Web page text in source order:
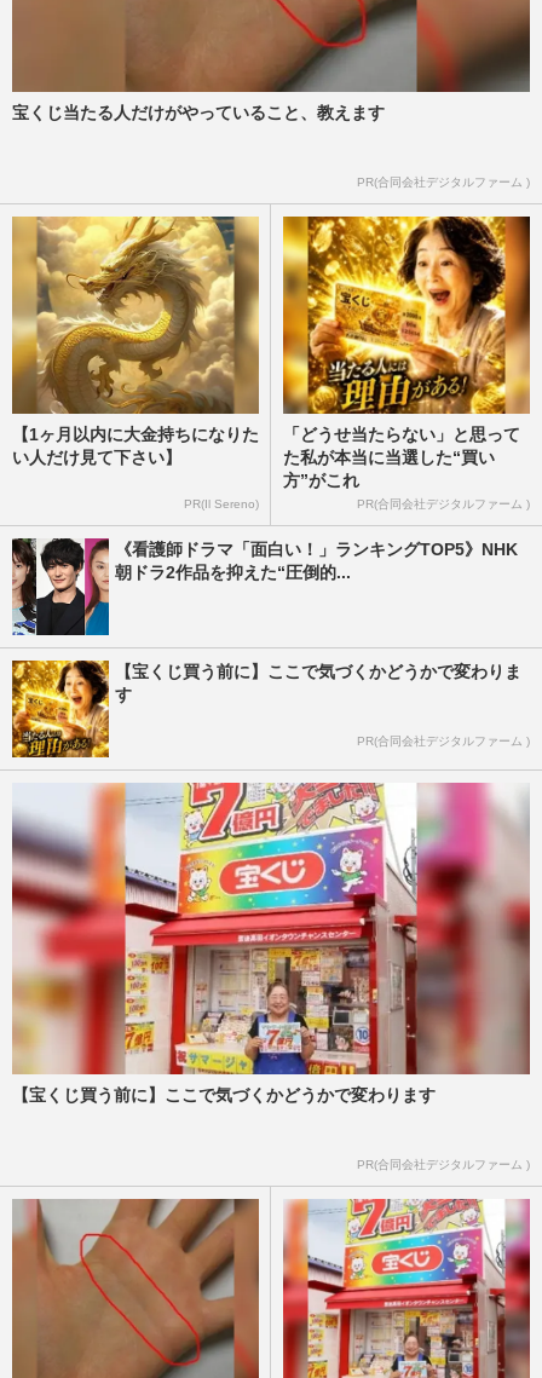
宝くじ当たる人だけがやっていること、教えます
PR(合同会社デジタルファーム )
【1ヶ月以内に大金持ちになりた
い人だけ見て下さい】
PR(Il Sereno)
「どうせ当たらない」と思って
た私が本当に当選した“買い
方”がこれ
PR(合同会社デジタルファーム )
《看護師ドラマ「面白い！」ランキングTOP5》NHK
朝ドラ2作品を抑えた“圧倒的...
【宝くじ買う前に】ここで気づくかどうかで変わりま
す
PR(合同会社デジタルファーム )
【宝くじ買う前に】ここで気づくかどうかで変わります
PR(合同会社デジタルファーム )